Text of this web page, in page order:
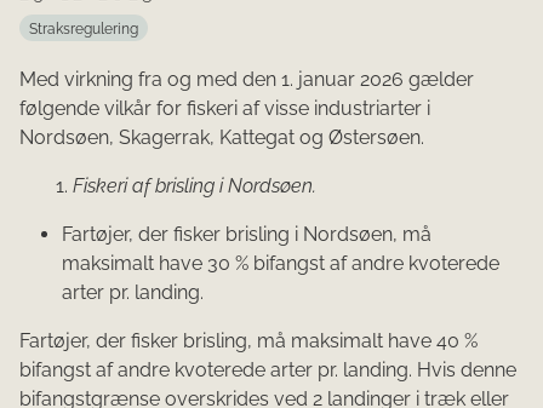
Straksregulering
Med virkning fra og med den 1. januar 2026 gælder
følgende vilkår for fiskeri af visse industriarter i
Nordsøen, Skagerrak, Kattegat og Østersøen.
1. Fiskeri af brisling i Nordsøen.
Fartøjer, der fisker brisling i Nordsøen, må
maksimalt have 30 % bifangst af andre kvoterede
arter pr. landing.
Fartøjer, der fisker brisling, må maksimalt have 40 %
bifangst af andre kvoterede arter pr. landing. Hvis denne
bifangstgrænse overskrides ved 2 landinger i træk eller